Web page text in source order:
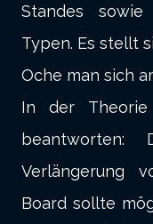
Standes
Typen. Es stellt
Oche man sich
In der
beantworten:
Verlängerung
Board sollte